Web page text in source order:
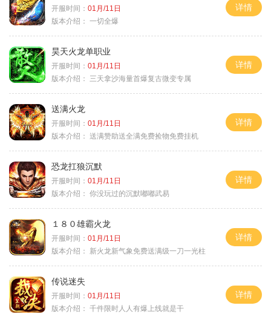
开服时间： 01月/11日
版本介绍： 一切全爆
详情
昊天火龙单职业
开服时间： 01月/11日
版本介绍：
三天拿沙海量首爆复古微变专属
详情
送满火龙
开服时间： 01月/11日
版本介绍： 送满赞助送全满免费捡物免费挂机
详情
恐龙扛狼沉默
开服时间： 01月/11日
版本介绍： 你没玩过的沉默嘟嘟武易
详情
１８０雄霸火龙
开服时间： 01月/11日
版本介绍：
新火龙新气象免费送满级一刀一光柱
详情
传说迷失
开服时间： 01月/11日
版本介绍： 千件限时人人有爆上线就是干
详情